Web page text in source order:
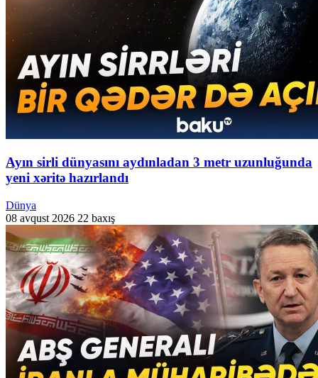
Ayın sirli dünyasını aydınladan 3 metr uzunluğunda
yeni xəritə hazırlandı
Dünya
08 avqust 2026 22 baxış